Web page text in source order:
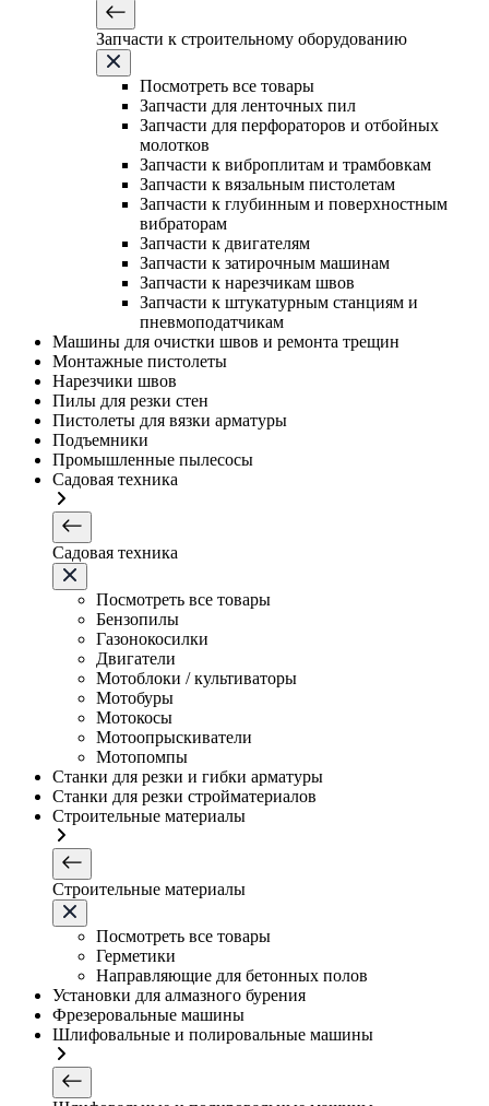
Запчасти к строительному оборудованию
Посмотреть все товары
Запчасти для ленточных пил
Запчасти для перфораторов и отбойных
молотков
Запчасти к виброплитам и трамбовкам
Запчасти к вязальным пистолетам
Запчасти к глубинным и поверхностным
вибраторам
Запчасти к двигателям
Запчасти к затирочным машинам
Запчасти к нарезчикам швов
Запчасти к штукатурным станциям и
пневмоподатчикам
Машины для очистки швов и ремонта трещин
Монтажные пистолеты
Нарезчики швов
Пилы для резки стен
Пистолеты для вязки арматуры
Подъемники
Промышленные пылесосы
Садовая техника
Садовая техника
Посмотреть все товары
Бензопилы
Газонокосилки
Двигатели
Мотоблоки / культиваторы
Мотобуры
Мотокосы
Мотоопрыскиватели
Мотопомпы
Станки для резки и гибки арматуры
Станки для резки стройматериалов
Строительные материалы
Строительные материалы
Посмотреть все товары
Герметики
Направляющие для бетонных полов
Установки для алмазного бурения
Фрезеровальные машины
Шлифовальные и полировальные машины